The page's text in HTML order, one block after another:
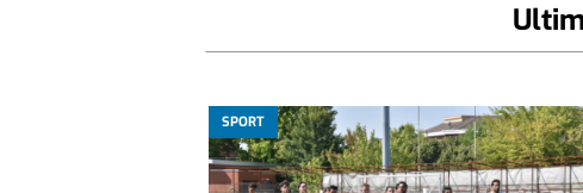
SPORT